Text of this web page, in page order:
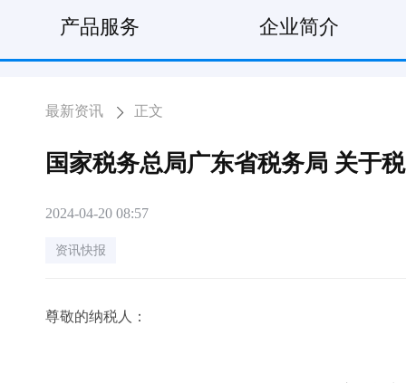
产品服务 企业简介
最新资讯 正文
国家税务总局广东省税务局 关于
2024-04-20 08:57
资讯快报
尊敬的纳税人：